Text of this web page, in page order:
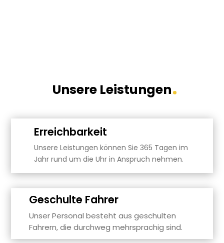
Unsere Leistungen
Erreichbarkeit
Unsere Leistungen können Sie 365 Tagen im
Jahr rund um die Uhr in Anspruch nehmen.
Geschulte Fahrer
Unser Personal besteht aus geschulten
Fahrern, die durchweg mehrsprachig sind.